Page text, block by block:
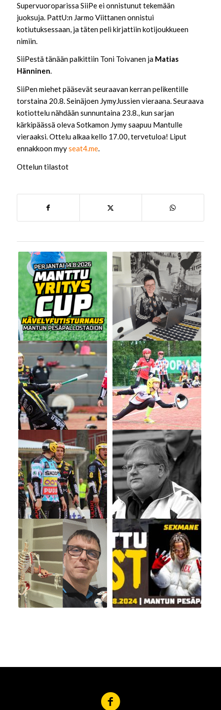
Supervuoroparissa SiiPe ei onnistunut tekemään
juoksuja. PattU:n Jarmo Viittanen onnistui
kotiutuksessaan, ja täten peli kirjattiin kotijoukkueen
nimiin.
SiiPestä tänään palkittiin Toni Toivanen ja Matias
Hänninen.
SiiPen miehet pääsevät seuraavan kerran pelikentille
torstaina 20.8. Seinäjoen JymyJussien vieraana. Seuraava
kotiottelu nähdään sunnuntaina 23.8., kun sarjan
kärkipäässä oleva Sotkamon Jymy saapuu Mantulle
vieraaksi. Ottelu alkaa kello 17.00, tervetuloa! Liput
ennakkoon myyseat4.me.
Ottelun tilastot